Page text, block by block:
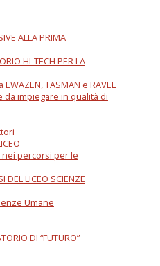
ALLA PRIMA
HI-TECH PER LA
TASMAN e RAVEL
da impiegare in qualità di
percorsi per le
DEL LICEO SCIENZE
Umane
DI “FUTURO”